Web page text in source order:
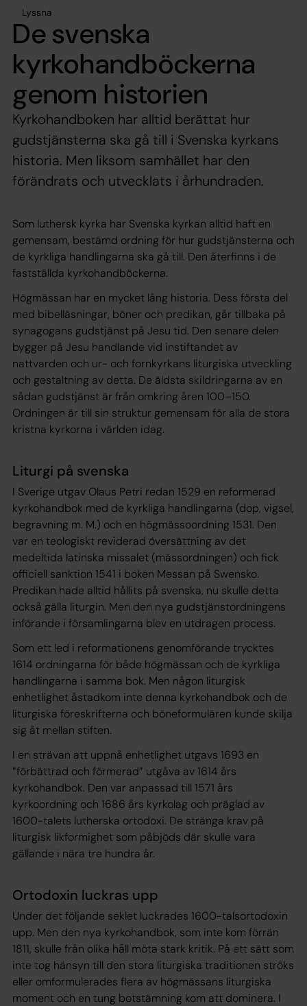
Lyssna
De svenska
kyrkohandböckerna
genom historien
Kyrkohandboken har alltid berättat hur
gudstjänsterna ska gå till i Svenska kyrkans
historia. Men liksom samhället har den
förändrats och utvecklats i århundraden.
Som luthersk kyrka har Svenska kyrkan alltid haft en
gemensam, bestämd ordning för hur gudstjänsterna och
de kyrkliga handlingarna ska gå till. Den återfinns i de
fastställda kyrkohandböckerna.
Högmässan har en mycket lång historia. Dess första del
med bibelläsningar, böner och predikan, går tillbaka på
synagogans gudstjänst på Jesu tid. Den senare delen
bygger på Jesu handlande vid instiftandet av
nattvarden och ur- och fornkyrkans liturgiska utveckling
och gestaltning av detta. De äldsta skildringarna av en
sådan gudstjänst är från omkring åren 100–150.
Ordningen är till sin struktur gemensam för alla de stora
kristna kyrkorna i världen idag.
Liturgi på svenska
I Sverige utgav Olaus Petri redan 1529 en reformerad
kyrkohandbok med de kyrkliga handlingarna (dop, vigsel,
begravning m. M.) och en högmässoordning 1531. Den
var en teologiskt reviderad översättning av det
medeltida latinska missalet (mässordningen) och fick
officiell sanktion 1541 i boken Messan på Swensko.
Predikan hade alltid hållits på svenska, nu skulle detta
också gälla liturgin. Men den nya gudstjänstordningens
införande i församlingarna blev en utdragen process.
Som ett led i reformationens genomförande trycktes
1614 ordningarna för både högmässan och de kyrkliga
handlingarna i samma bok. Men någon liturgisk
enhetlighet åstadkom inte denna kyrkohandbok och de
liturgiska föreskrifterna och böneformulären kunde skilja
sig åt mellan stiften.
I en strävan att uppnå enhetlighet utgavs 1693 en
”förbättrad och förmerad” utgåva av 1614 års
kyrkohandbok. Den var anpassad till 1571 års
kyrkoordning och 1686 års kyrkolag och präglad av
1600-talets lutherska ortodoxi. De stränga krav på
liturgisk likformighet som påbjöds där skulle vara
gällande i nära tre hundra år.
Ortodoxin luckras upp
Under det följande seklet luckrades 1600-talsortodoxin
upp. Men den nya kyrkohandbok, som inte kom förrän
1811, skulle från olika håll möta stark kritik. På ett sätt som
inte tog hänsyn till den stora liturgiska traditionen ströks
eller omformulerades flera av högmässans liturgiska
moment och en tung botstämning kom att dominera. I